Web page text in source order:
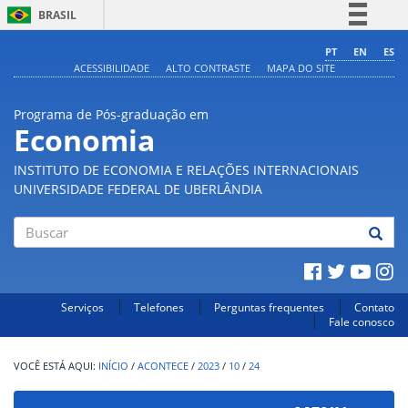
BRASIL
Comunica BR
PT EN
ES
ACESSIBILIDADE
ALTO CONTRASTE MAPA DO SITE
Programa de Pós-graduação em
Economia
INSTITUTO DE ECONOMIA E RELAÇÕES INTERNACIONAIS
UNIVERSIDADE FEDERAL DE UBERLÂNDIA
Serviços Telefones Perguntas frequentes
Contato
Fale conosco
INÍCIO / ACONTECE / 2023 / 10 / 24